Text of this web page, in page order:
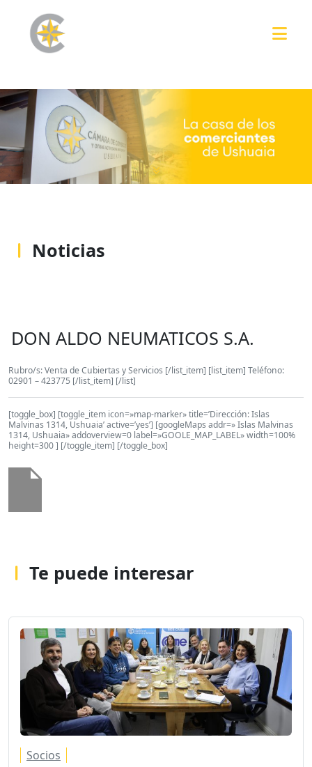
Noticias
DON ALDO NEUMATICOS S.A.
Rubro/s: Venta de Cubiertas y Servicios [/list_item] [list_item] Teléfono:
02901 – 423775 [/list_item] [/list]
[toggle_box] [toggle_item icon=»map-marker» title=’Dirección: Islas
Malvinas 1314, Ushuaia’ active=’yes’] [googleMaps addr=» Islas Malvinas
1314, Ushuaia» addoverview=0 label=»GOOLE_MAP_LABEL» width=100%
height=300 ] [/toggle_item] [/toggle_box]
Te puede interesar
Socios